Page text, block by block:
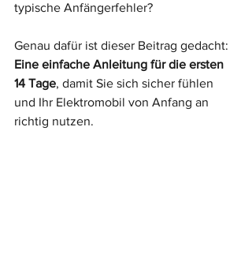
typische Anfängerfehler?
Genau dafür ist dieser Beitrag gedacht:
Eine einfache Anleitung für die ersten
14 Tage, damit Sie sich sicher fühlen
und Ihr Elektromobil von Anfang an
richtig nutzen.